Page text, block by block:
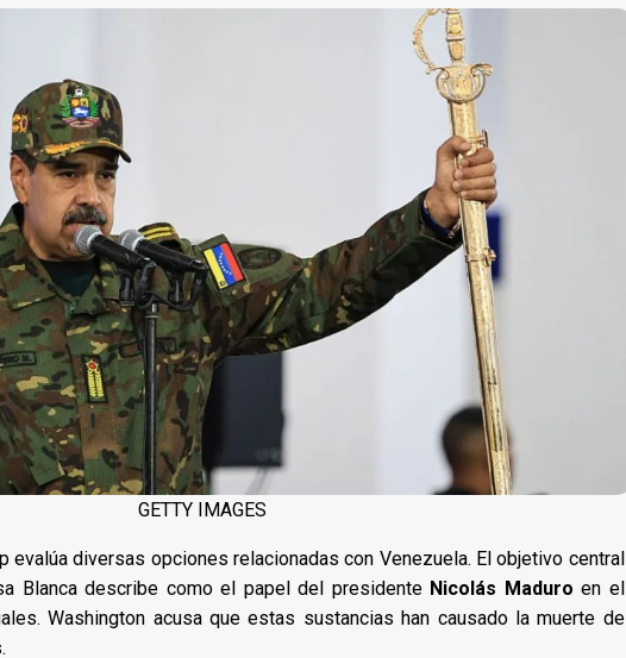
GETTY IMAGES
evalúa diversas opciones relacionadas con Venezuela. El objetivo central
Blanca describe como el papel del presidente Nicolás Maduro en el
Washington acusa que estas sustancias han causado la muerte de